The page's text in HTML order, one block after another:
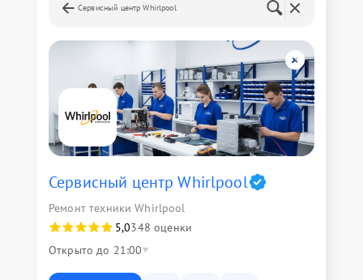
Сервисный центр Whirlpool
Сервисный центр Whirlpool
Ремонт техники Whirlpool
5,0348 оценки
Открыто до 21:00